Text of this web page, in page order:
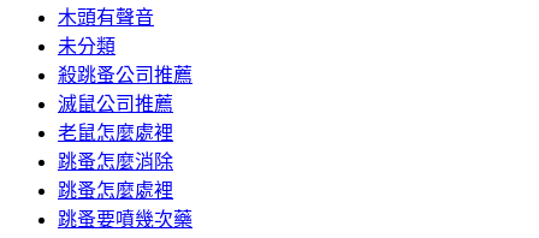
木頭有聲音
未分類
殺跳蚤公司推薦
滅鼠公司推薦
老鼠怎麼處裡
跳蚤怎麼消除
跳蚤怎麼處裡
跳蚤要噴幾次藥